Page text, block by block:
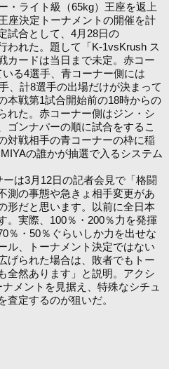
・ライト級（65kg）王座を返上
座決定トーナメントの開催を計
試合として、4月28日の
われた。題して「K-1vsKrush ス
カードは当日まで未定。赤コー
る4選手、青コーナー側には
、計8選手の出場だけが決まって
本戦第1試合開始前の18時からの
れた。赤コーナー側はジン・シ
ゴンナパーの順に試合をするこ
対戦相手の青コーナーの枠に稲
の誰かが抽選で入るシステム
は3月12日の記者会見で「格闘
測の事態や急きょ相手変更があ
形だと思います。以前に全日本
。実際、100％・200％力を発揮
％・50％ぐらいしか力を出せな
ル、トーナメント決定ではない
げられた場合は、敗者でもトー
全然あります」と説明。アクシ
メントを見据え、特殊なシチュ
査定するのが狙いだ。